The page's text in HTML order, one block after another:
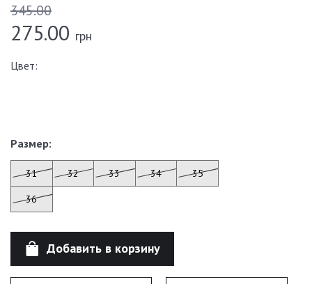
345.00
275.00 грн
Цвет:
Размер:
31 32 33 34 35
36
Добавить в корзину